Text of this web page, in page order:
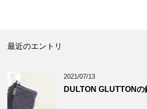
最近のエントリ
2021/07/13
DULTON GLUTTONの